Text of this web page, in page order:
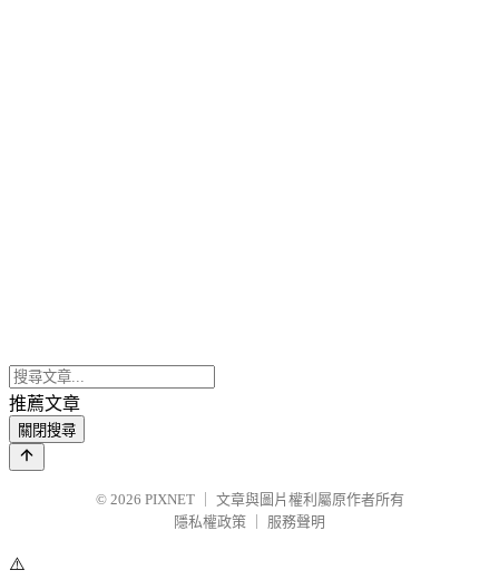
推薦文章
關閉搜尋
© 2026 PIXNET
文章與圖片權利屬原作者所有
隱私權政策
服務聲明
⚠️